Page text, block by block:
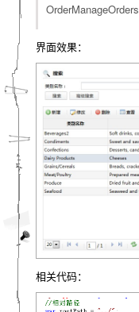
OrderManageOrders
界面效果：
相关代码：